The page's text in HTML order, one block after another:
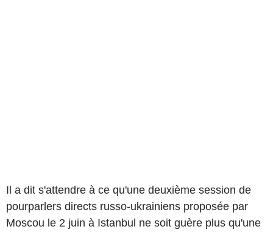
Il a dit s'attendre à ce qu'une deuxième session de
pourparlers directs russo-ukrainiens proposée par
Moscou le 2 juin à Istanbul ne soit guère plus qu'une